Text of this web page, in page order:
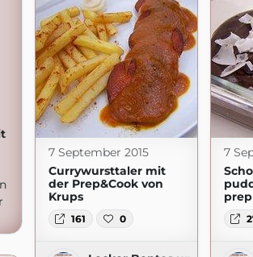
7 September 2015
Currywursttaler mit
der Prep&Cook von
Krups
161 0
7